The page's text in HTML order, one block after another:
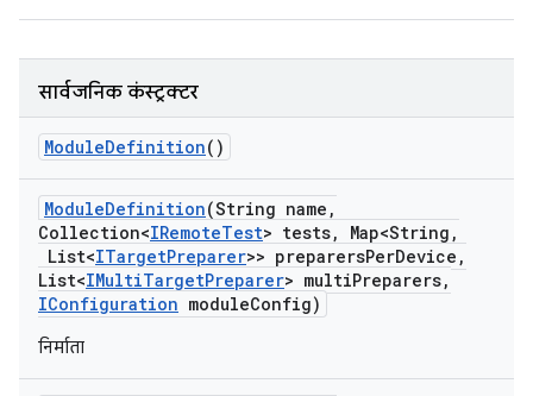
सार्वजनिक कंस्ट्रक्टर
ModuleDefinition()
ModuleDefinition(String name ,
Collection<IRemoteTest> tests, Map<String ,
List<ITargetPreparer>> preparersPerDevice ,
List<IMultiTargetPreparer> multiPreparers,
IConfiguration moduleConfig)
निर्माता